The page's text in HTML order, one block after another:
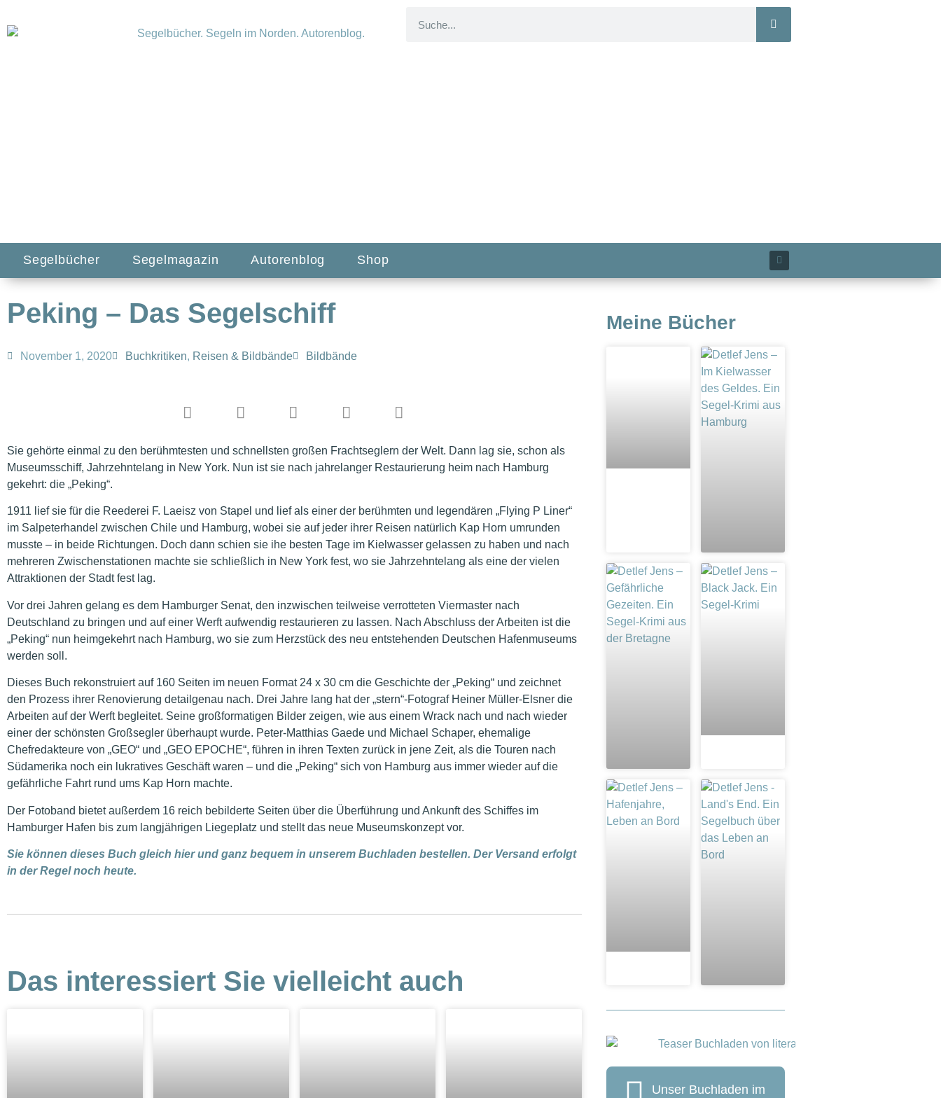
Segelbücher Segelmagazin Autorenblog Shop
Peking – Das Segelschiff
November 1, 2020 Buchkritiken, Reisen & Bildbände Bildbände
Sie gehörte einmal zu den berühmtesten und schnellsten großen Frachtseglern der Welt. Dann lag sie, schon als
Museumsschiff, Jahrzehntelang in New York. Nun ist sie nach jahrelanger Restaurierung heim nach Hamburg
gekehrt: die „Peking“.
1911 lief sie für die Reederei F. Laeisz von Stapel und lief als einer der berühmten und legendären „Flying P Liner“
im Salpeterhandel zwischen Chile und Hamburg, wobei sie auf jeder ihrer Reisen natürlich Kap Horn umrunden
musste – in beide Richtungen. Doch dann schien sie ihe besten Tage im Kielwasser gelassen zu haben und nach
mehreren Zwischenstationen machte sie schließlich in New York fest, wo sie Jahrzehntelang als eine der vielen
Attraktionen der Stadt fest lag.
Vor drei Jahren gelang es dem Hamburger Senat, den inzwischen teilweise verrotteten Viermaster nach
Deutschland zu bringen und auf einer Werft aufwendig restaurieren zu lassen. Nach Abschluss der Arbeiten ist die
„Peking“ nun heimgekehrt nach Hamburg, wo sie zum Herzstück des neu entstehenden Deutschen Hafenmuseums
werden soll.
Dieses Buch rekonstruiert auf 160 Seiten im neuen Format 24 x 30 cm die Geschichte der „Peking“ und zeichnet
den Prozess ihrer Renovierung detailgenau nach. Drei Jahre lang hat der „stern“-Fotograf Heiner Müller-Elsner die
Arbeiten auf der Werft begleitet. Seine großformatigen Bilder zeigen, wie aus einem Wrack nach und nach wieder
einer der schönsten Großsegler überhaupt wurde. Peter-Matthias Gaede und Michael Schaper, ehemalige
Chefredakteure von „GEO“ und „GEO EPOCHE“, führen in ihren Texten zurück in jene Zeit, als die Touren nach
Südamerika noch ein lukratives Geschäft waren – und die „Peking“ sich von Hamburg aus immer wieder auf die
gefährliche Fahrt rund ums Kap Horn machte.
Der Fotoband bietet außerdem 16 reich bebilderte Seiten über die Überführung und Ankunft des Schiffes im
Hamburger Hafen bis zum langjährigen Liegeplatz und stellt das neue Museumskonzept vor.
Sie können dieses Buch gleich hier und ganz bequem in unserem Buchladen bestellen. Der Versand erfolgt
in der Regel noch heute.
Das interessiert Sie vielleicht auch
Meine Bücher
Unser Buchladen im